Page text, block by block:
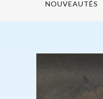
NOUVEAUTÉS